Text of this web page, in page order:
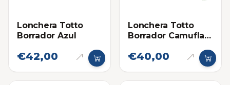
Lonchera Totto
Borrador Azul
€42,00
Lonchera Totto
Borrador Camuflaje
€40,00